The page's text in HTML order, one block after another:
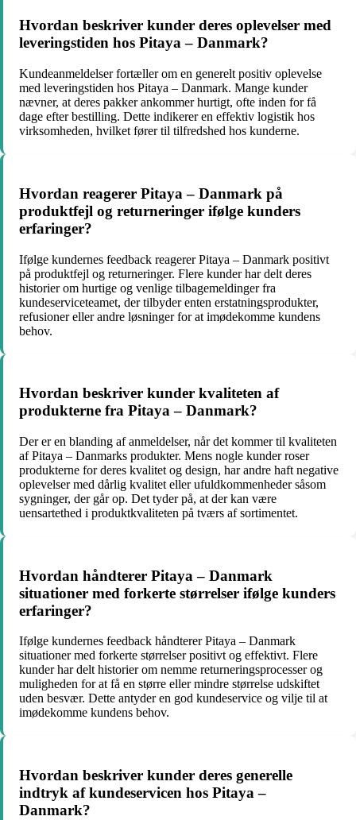
Hvordan beskriver kunder deres oplevelser med
leveringstiden hos Pitaya – Danmark?
Kundeanmeldelser fortæller om en generelt positiv oplevelse
med leveringstiden hos Pitaya – Danmark. Mange kunder
nævner, at deres pakker ankommer hurtigt, ofte inden for få
dage efter bestilling. Dette indikerer en effektiv logistik hos
virksomheden, hvilket fører til tilfredshed hos kunderne.
Hvordan reagerer Pitaya – Danmark på
produktfejl og returneringer ifølge kunders
erfaringer?
Ifølge kundernes feedback reagerer Pitaya – Danmark positivt
på produktfejl og returneringer. Flere kunder har delt deres
historier om hurtige og venlige tilbagemeldinger fra
kundeserviceteamet, der tilbyder enten erstatningsprodukter,
refusioner eller andre løsninger for at imødekomme kundens
behov.
Hvordan beskriver kunder kvaliteten af
produkterne fra Pitaya – Danmark?
Der er en blanding af anmeldelser, når det kommer til kvaliteten
af Pitaya – Danmarks produkter. Mens nogle kunder roser
produkterne for deres kvalitet og design, har andre haft negative
oplevelser med dårlig kvalitet eller ufuldkommenheder såsom
sygninger, der går op. Det tyder på, at der kan være
uensartethed i produktkvaliteten på tværs af sortimentet.
Hvordan håndterer Pitaya – Danmark
situationer med forkerte størrelser ifølge kunders
erfaringer?
Ifølge kundernes feedback håndterer Pitaya – Danmark
situationer med forkerte størrelser positivt og effektivt. Flere
kunder har delt historier om nemme returneringsprocesser og
muligheden for at få en større eller mindre størrelse udskiftet
uden besvær. Dette antyder en god kundeservice og vilje til at
imødekomme kundens behov.
Hvordan beskriver kunder deres generelle
indtryk af kundeservicen hos Pitaya –
Danmark?